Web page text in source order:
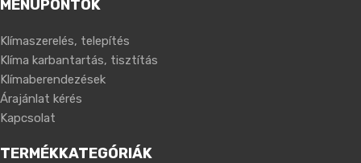
MENÜPONTOK
Klímaszerelés, telepítés
Klíma karbantartás, tisztítás
Klímaberendezések
Árajánlat kérés
Kapcsolat
TERMÉKKATEGÓRIÁK